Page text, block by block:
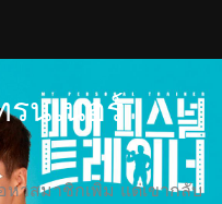
รนเนอร์
หาสมาชิกเพิ่ม แต่เขากลับ